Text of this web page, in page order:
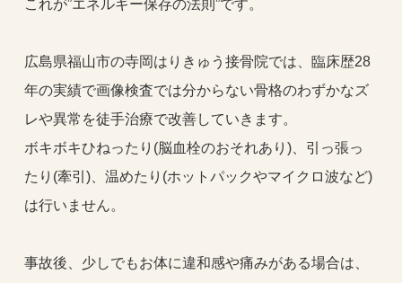
これが”エネルギー保存の法則”です。
広島県福山市の寺岡はりきゅう接骨院では、臨床歴28
年の実績で画像検査では分からない骨格のわずかなズ
レや異常を徒手治療で改善していきます。
ボキボキひねったり(脳血栓のおそれあり)、引っ張っ
たり(牽引)、温めたり(ホットパックやマイクロ波など)
は行いません。
事故後、少しでもお体に違和感や痛みがある場合は、